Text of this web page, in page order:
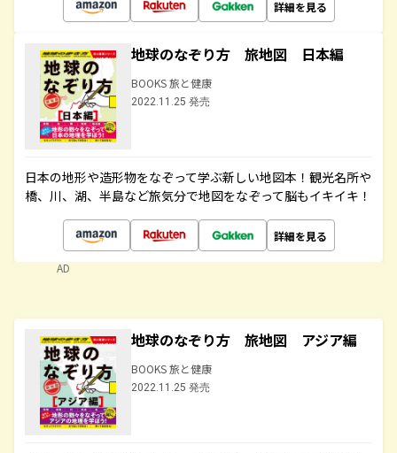
詳細を見る
地球のなぞり方 旅地図 日本編
BOOKS 旅と健康
2022.11.25 発売
日本の地形や造形物をなぞって学ぶ新しい地図本！観光名所や
橋、川、湖、半島など旅気分で地図をなぞって脳もイキイキ！
詳細を見る
AD
地球のなぞり方 旅地図 アジア編
BOOKS 旅と健康
2022.11.25 発売